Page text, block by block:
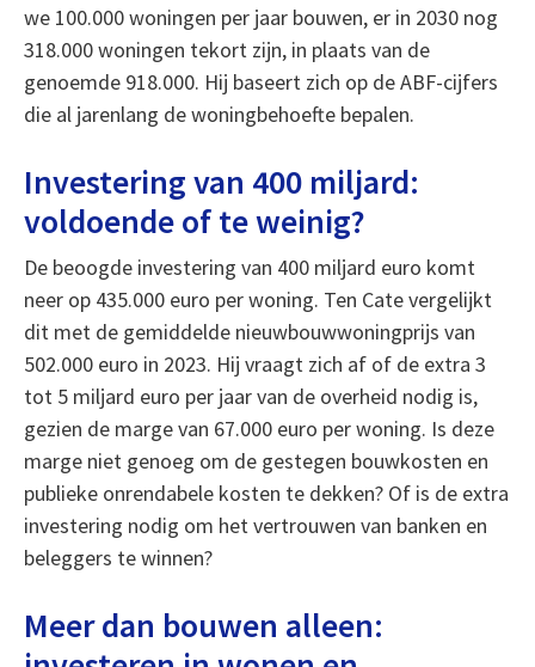
we 100.000 woningen per jaar bouwen, er in 2030 nog
318.000 woningen tekort zijn, in plaats van de
genoemde 918.000. Hij baseert zich op de ABF-cijfers
die al jarenlang de woningbehoefte bepalen.
Investering van 400 miljard:
voldoende of te weinig?
De beoogde investering van 400 miljard euro komt
neer op 435.000 euro per woning. Ten Cate vergelijkt
dit met de gemiddelde nieuwbouwwoningprijs van
502.000 euro in 2023. Hij vraagt zich af of de extra 3
tot 5 miljard euro per jaar van de overheid nodig is,
gezien de marge van 67.000 euro per woning. Is deze
marge niet genoeg om de gestegen bouwkosten en
publieke onrendabele kosten te dekken? Of is de extra
investering nodig om het vertrouwen van banken en
beleggers te winnen?
Meer dan bouwen alleen: